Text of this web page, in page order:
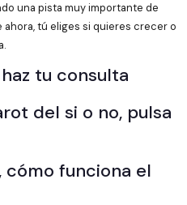
una pista muy importante de
tú eliges si quieres crecer o
tu consulta
del si o no, pulsa
cómo funciona el